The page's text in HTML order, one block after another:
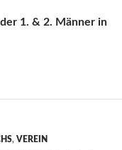
1. & 2. Männer in
, VEREIN